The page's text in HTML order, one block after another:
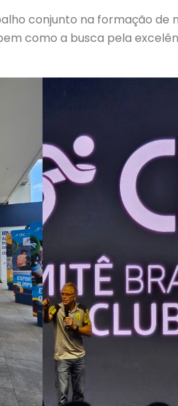
conjunto na formação de
como a busca pela